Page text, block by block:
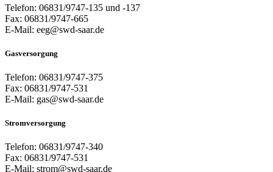
Telefon: 06831/9747-135 und -137
Fax: 06831/9747-665
E-Mail: eeg@swd-saar.de
Gasversorgung
Telefon: 06831/9747-375
Fax: 06831/9747-531
E-Mail: gas@swd-saar.de
Stromversorgung
Telefon: 06831/9747-340
Fax: 06831/9747-531
E-Mail: strom@swd-saar.de